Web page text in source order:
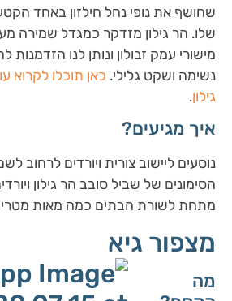
שחושף את נופי נחל חילזון באחד
שלו. הר גילון מזדקר כמגדל שמירה
מישורי עמק זבולון ונותן לנו הזדמנות
נשימה ושקט גלילי. כאן תוכלו לקרוא
גילון.
איך מגיעים?
נוסעים ליישוב צורית ויורדים לרחוב
הסימונים של שביל סובב הר גילון
מתחת לשורת הבתים כמה מאות
מצפור גיא
מה